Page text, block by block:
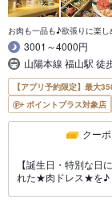
お肉も一品も♪欲張りに楽し
3001～4000円
山陽本線 福山駅 徒
【アプリ予約限定】最大
ポイントプラス対象店
クー
【誕生日・特別な日
れた★肉ドレス★を♪